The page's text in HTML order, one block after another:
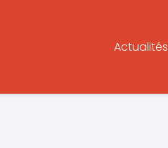
Actualités